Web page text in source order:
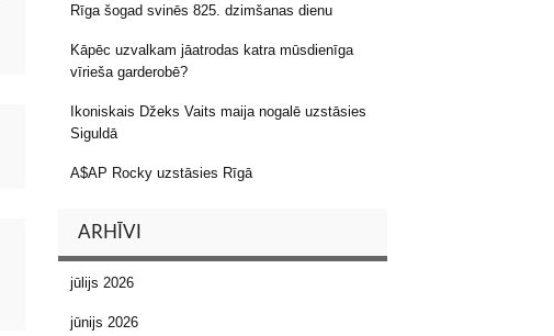
Rīga šogad svinēs 825. dzimšanas dienu
Kāpēc uzvalkam jāatrodas katra mūsdienīga
vīrieša garderobē?
Ikoniskais Džeks Vaits maija nogalē uzstāsies
Siguldā
A$AP Rocky uzstāsies Rīgā
ARHĪVI
jūlijs 2026
jūnijs 2026